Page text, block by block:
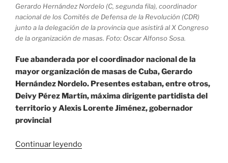
Gerardo Hernández Nordelo (C, segunda fila), coordinador
nacional de los Comités de Defensa de la Revolución (CDR)
junto a la delegación de la provincia que asistirá al X Congreso
de la organización de masas. Foto: Oscar Alfonso Sosa.
Fue abanderada por el coordinador nacional de la
mayor organización de masas de Cuba, Gerardo
Hernández Nordelo. Presentes estaban, entre otros,
Deivy Pérez Martín, máxima dirigente partidista del
territorio y Alexis Lorente Jiménez, gobernador
provincial
Continuar leyendo«Abanderada